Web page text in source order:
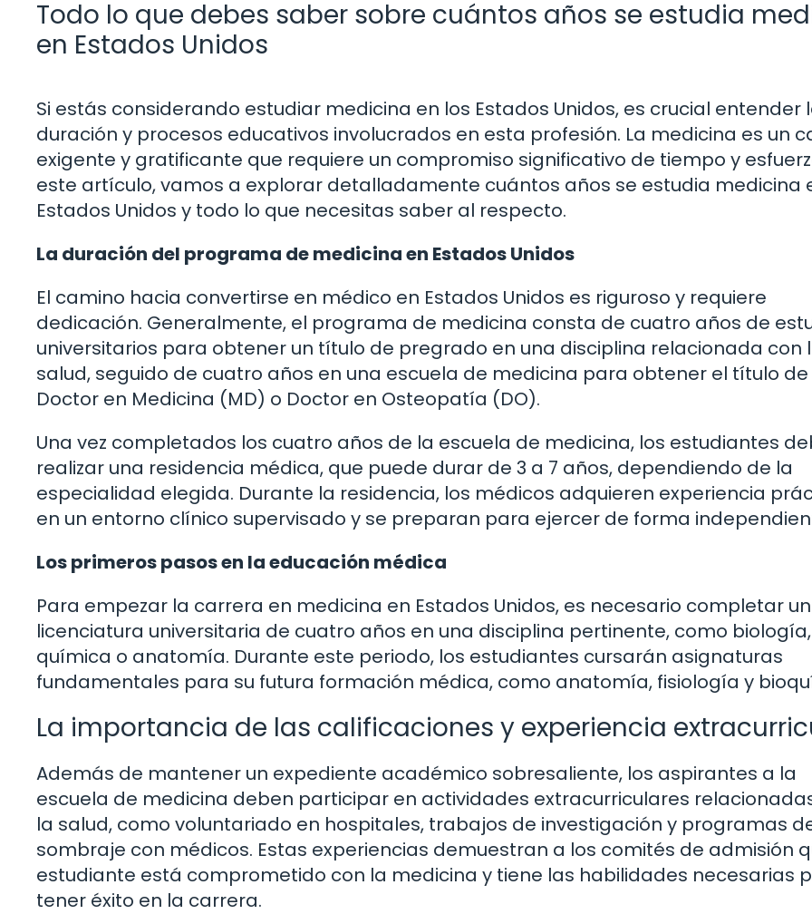
Todo lo que debes saber sobre cuántos años se estudia
en Estados Unidos
Si estás considerando estudiar medicina en los Estados Unidos, es crucial entender
duración y procesos educativos involucrados en esta profesión. La medicina es un
exigente y gratificante que requiere un compromiso significativo de tiempo y
este artículo, vamos a explorar detalladamente cuántos años se estudia medicina
Estados Unidos y todo lo que necesitas saber al respecto.
La duración del programa de medicina en Estados Unidos
El camino hacia convertirse en médico en Estados Unidos es riguroso y requiere
dedicación. Generalmente, el programa de medicina consta de cuatro años de
universitarios para obtener un título de pregrado en una disciplina relacionada con
salud, seguido de cuatro años en una escuela de medicina para obtener el título de
Doctor en Medicina (MD) o Doctor en Osteopatía (DO).
Una vez completados los cuatro años de la escuela de medicina, los estudiantes
realizar una residencia médica, que puede durar de 3 a 7 años, dependiendo de la
especialidad elegida. Durante la residencia, los médicos adquieren experiencia
en un entorno clínico supervisado y se preparan para ejercer de forma
Los primeros pasos en la educación médica
Para empezar la carrera en medicina en Estados Unidos, es necesario completar
licenciatura universitaria de cuatro años en una disciplina pertinente, como biología,
química o anatomía. Durante este periodo, los estudiantes cursarán asignaturas
fundamentales para su futura formación médica, como anatomía, fisiología y
La importancia de las calificaciones y experiencia
Además de mantener un expediente académico sobresaliente, los aspirantes a la
escuela de medicina deben participar en actividades extracurriculares
la salud, como voluntariado en hospitales, trabajos de investigación y programas
sombraje con médicos. Estas experiencias demuestran a los comités de admisión
estudiante está comprometido con la medicina y tiene las habilidades necesarias
tener éxito en la carrera.